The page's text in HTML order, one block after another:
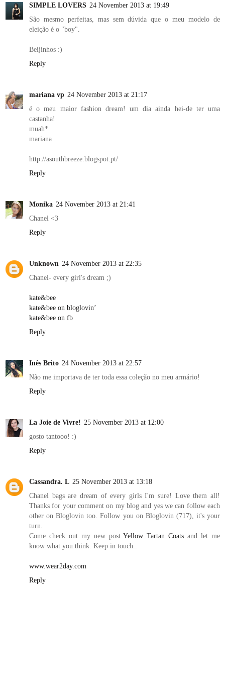
SIMPLE LOVERS 24 November 2013 at 19:49
São mesmo perfeitas, mas sem dúvida que o meu modelo de
eleição é o "boy".
Beijinhos :)
Reply
mariana vp 24 November 2013 at 21:17
é o meu maior fashion dream! um dia ainda hei-de ter uma
castanha!
muah*
mariana
http://asouthbreeze.blogspot.pt/
Reply
Monika 24 November 2013 at 21:41
Chanel <3
Reply
Unknown 24 November 2013 at 22:35
Chanel- every girl's dream ;)
kate&bee
kate&bee on bloglovin’
kate&bee on fb
Reply
Inês Brito 24 November 2013 at 22:57
Não me importava de ter toda essa coleção no meu armário!
Reply
La Joie de Vivre! 25 November 2013 at 12:00
gosto tantooo! :)
Reply
Cassandra. L 25 November 2013 at 13:18
Chanel bags are dream of every girls I'm sure! Love them all!
Thanks for your comment on my blog and yes we can follow each
other on Bloglovin too. Follow you on Bloglovin (717), it's your
turn.
Come check out my new postYellow Tartan Coats and let me
know what you think. Keep in touch..
www.wear2day.com
Reply